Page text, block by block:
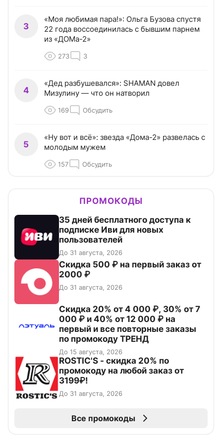
3
«Моя любимая пара!»: Ольга Бузова спустя
22 года воссоединилась с бывшим парнем
из «ДОМа-2»
273 3
4
«Дед разбушевался»: SHAMAN довел
Мизулину — что он натворил
169 Обсудить
5
«Ну вот и всё»: звезда «Дома-2» развелась с
молодым мужем
157 Обсудить
ПРОМОКОДЫ
35 дней бесплатного доступа к
подписке Иви для новых
пользователей
До 31 августа, 2026
Скидка 500 ₽ на первый заказ от
2000 ₽
До 31 августа, 2026
Скидка 20% от 4 000 ₽, 30% от 7
000 ₽ и 40% от 12 000 ₽ на
первый и все повторные заказы
по промокоду ТРЕНД
До 15 августа, 2026
ROSTIC'S - скидка 20% по
промокоду на любой заказ от
3199₽!
До 31 августа, 2026
Все промокоды